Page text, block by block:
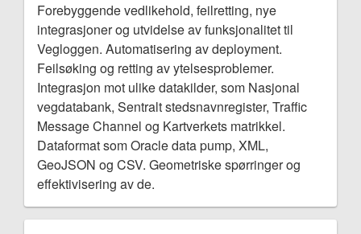
Forebyggende vedlikehold, feilretting, nye
integrasjoner og utvidelse av funksjonalitet til
Vegloggen. Automatisering av deployment.
Feilsøking og retting av ytelsesproblemer.
Integrasjon mot ulike datakilder, som Nasjonal
vegdatabank, Sentralt stedsnavnregister, Traffic
Message Channel og Kartverkets matrikkel.
Dataformat som Oracle data pump, XML,
GeoJSON og CSV. Geometriske spørringer og
effektivisering av de.